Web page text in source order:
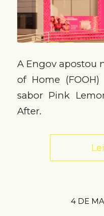
A Engov apostou
of Home
sabor Pink
After.
4 DE